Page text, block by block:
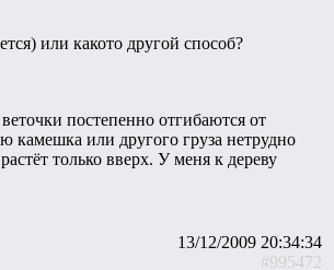
или какото другой способ?
постепенно отгибаются от
камешка или другого груза нетрудно
только вверх. У меня к дереву
13/12/2009 20:34:34
#995472